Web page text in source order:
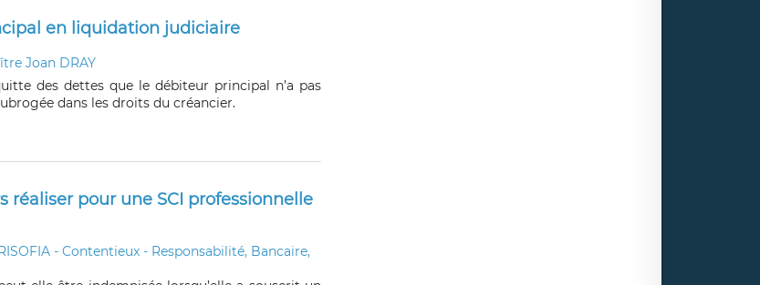
en liquidation judiciaire
Joan DRAY
des dettes que le débiteur principal n’a pas
dans les droits du créancier.
réaliser pour une SCI professionnelle
- Contentieux - Responsabilité, Bancaire,